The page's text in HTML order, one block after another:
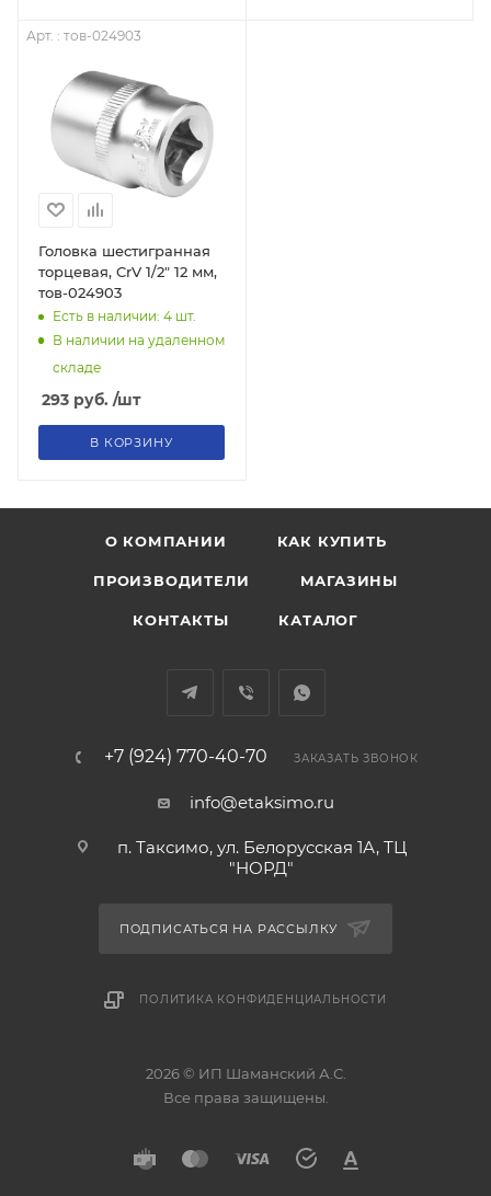
Арт. : тов-024903
Головка шестигранная
торцевая, CrV 1/2" 12 мм,
тов-024903
Есть в наличии: 4 шт.
В наличии на удаленном
складе
293 руб. /шт
В КОРЗИНУ
О КОМПАНИИ КАК КУПИТЬ
ПРОИЗВОДИТЕЛИ МАГАЗИНЫ
КОНТАКТЫ КАТАЛОГ
+7 (924) 770-40-70 ЗАКАЗАТЬ ЗВОНОК
info@etaksimo.ru
п. Таксимо, ул. Белорусская 1А, ТЦ
"НОРД"
ПОДПИСАТЬСЯ НА РАССЫЛКУ
ПОЛИТИКА КОНФИДЕНЦИАЛЬНОСТИ
2026 © ИП Шаманский А.С.
Все права защищены.